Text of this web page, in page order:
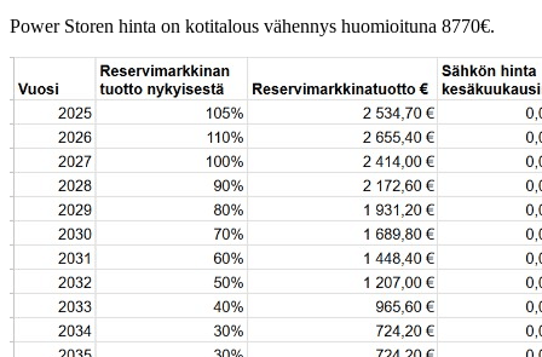
Power Storen hinta on kotitalous vähennys huomioituna 8770€.